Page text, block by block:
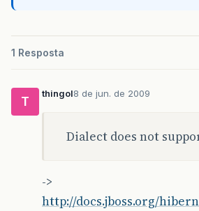
1 Resposta
T
thingol8 de jun. de 2009
Dialect does not
->
http://docs.jboss.org/